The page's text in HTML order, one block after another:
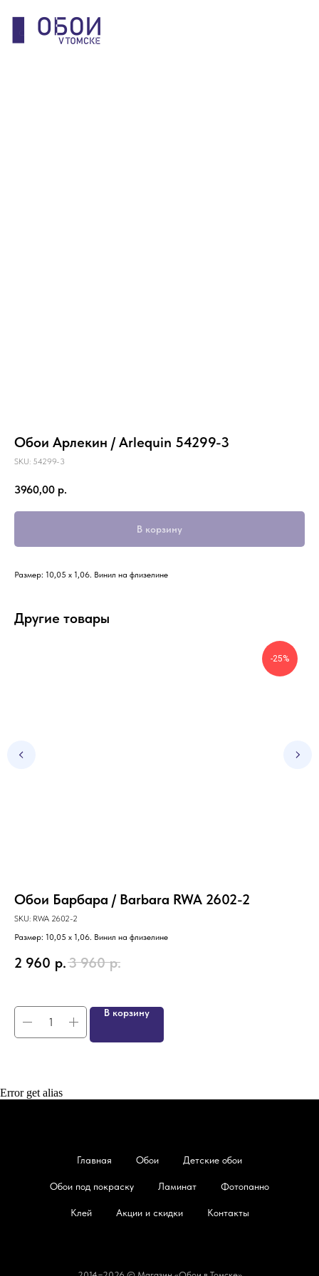
Обои Арлекин / Arlequin 54299-3
SKU: 54299-3
3960,00 р.
В корзину
Размер: 10,05 х 1,06. Винил на флизелине
Другие товары
-25%
Обои Барбара / Barbara RWA 2602-2
SKU: RWA 2602-2
Размер: 10,05 х 1,06. Винил на флизелине
2 960 р.3 960 р.
В корзину
Error get alias
Главная Обои Детские обои
Обои под покраску Ламинат Фотопанно
Клей Акции и скидки Контакты